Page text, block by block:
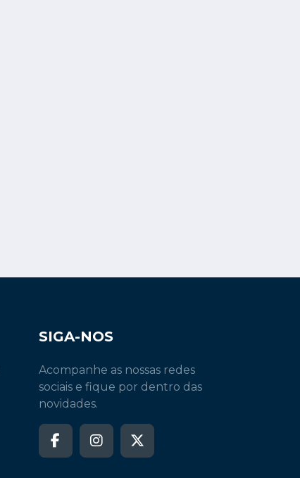
SIGA-NOS
Acompanhe as nossas redes
sociais e fique por dentro das
novidades.